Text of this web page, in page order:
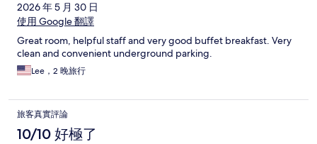
2026 年 5 月 30 日
使用 Google 翻譯
Great room, helpful staff and very good buffet breakfast. Very
clean and convenient underground parking.
Lee，2 晚旅行
旅客真實評論
10/10 好極了